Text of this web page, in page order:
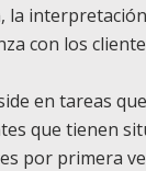
la
con los
en tareas
que tienen
por primera